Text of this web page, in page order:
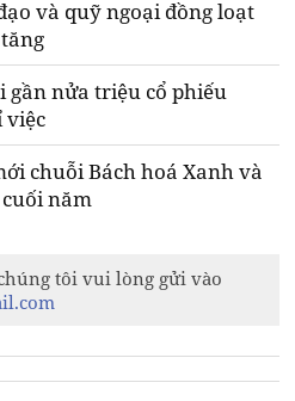
và quỹ ngoại đồng loạt
gần nửa triệu cổ phiếu
việc
chuỗi Bách hoá Xanh và
năm
tôi vui lòng gửi vào